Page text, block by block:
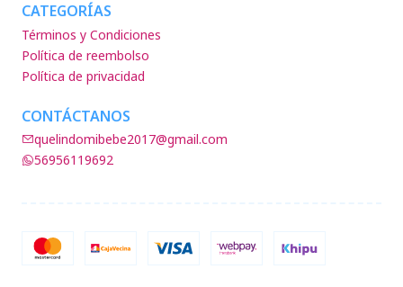
CATEGORÍAS
Términos y Condiciones
Política de reembolso
Política de privacidad
CONTÁCTANOS
quelindomibebe2017@gmail.com
56956119692